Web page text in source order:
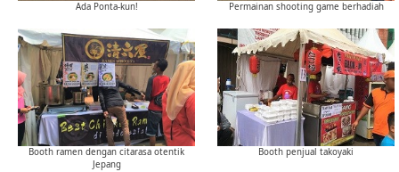
Ada Ponta-kun!
Booth ramen dengan citarasa otentik
Jepang
Permainan shooting game berhadiah
Booth penjual takoyaki